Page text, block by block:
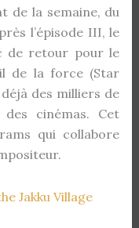
de la semaine, du
l’épisode III, le
de retour pour le
de la force (Star
des milliers de
cinémas. Cet
qui collabore